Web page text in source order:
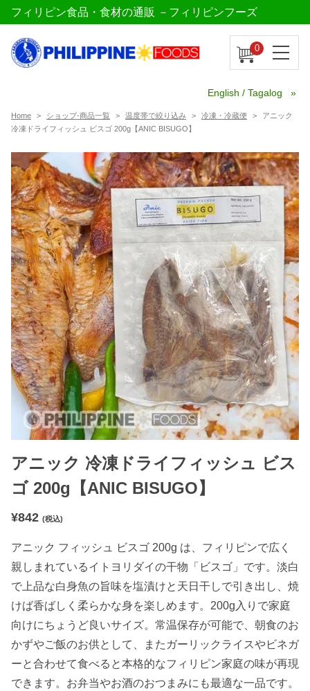
フィリピン食品・食材の通販 －フィリピンフーズ
0
English / Tagalog
Home ショップ-商品一覧 温度帯で絞り込み 冷凍・冷蔵便
アニック
冷凍ドライフィッシュ ビスゴ 200g【ANIC BISUGO】
アニック 冷凍ドライフィッシュ ビス
ゴ 200g【ANIC BISUGO】
¥842 (税込)
アニック フィッシュ ビスゴ 200g は、フィリピンで広く
親しまれているイトヨリダイの干物「ビスゴ」です。淡白
で上品な白身魚の旨味を塩漬けと天日干しで引き出し、焼
けば香ばしく柔らかな身を楽しめます。200g入りで家庭
向けにちょうど良いサイズ。常温保存が可能で、朝食のお
かずやご飯のお供として、またガーリックライスやビネガ
ーと合わせて食べると本格的なフィリピン家庭の味が再現
できます。お弁当やお酒のおつまみにも最適な一品です。